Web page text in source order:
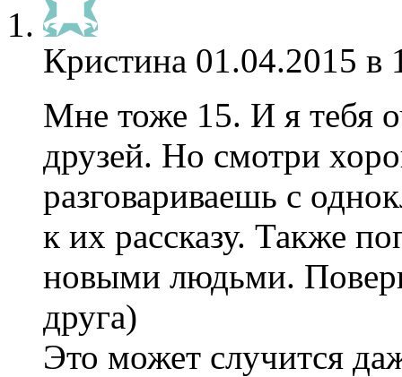
Кристина 01.04.2015 в
Мне тоже 15. И я тебя
друзей. Но смотри
разговариваешь с
к их рассказу. Также
новыми людьми.
друга)
Это может случится